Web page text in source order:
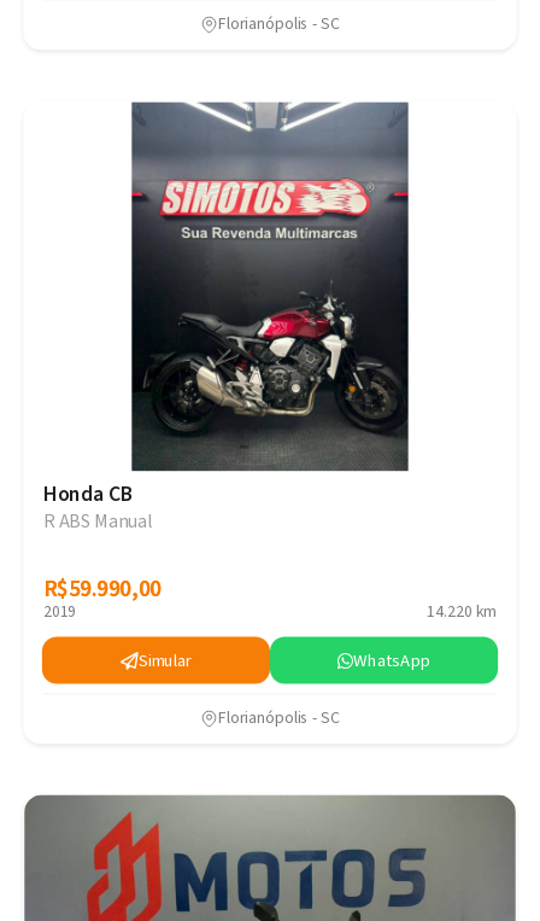
Florianópolis - SC
Honda CB
R ABS Manual
R$59.990,00
R$59.990,00
2019 14.220 km
Simular WhatsApp
Florianópolis - SC